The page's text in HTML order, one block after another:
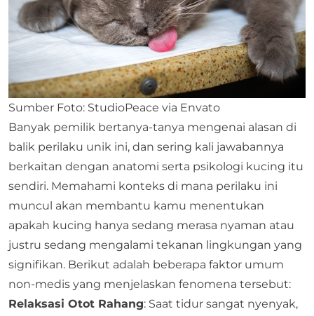
Sumber Foto: StudioPeace via Envato
Banyak pemilik bertanya-tanya mengenai alasan di
balik perilaku unik ini, dan sering kali jawabannya
berkaitan dengan anatomi serta psikologi kucing itu
sendiri. Memahami konteks di mana perilaku ini
muncul akan membantu kamu menentukan
apakah kucing hanya sedang merasa nyaman atau
justru sedang mengalami tekanan lingkungan yang
signifikan. Berikut adalah beberapa faktor umum
non-medis yang menjelaskan fenomena tersebut:
Relaksasi Otot Rahang: Saat tidur sangat nyenyak,